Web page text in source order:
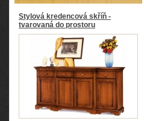
Stylová kredencová skříň -
tvarovaná do prostoru